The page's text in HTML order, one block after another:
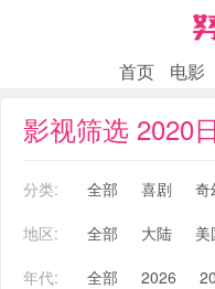
首页 电影
影视筛选 2020
分类: 全部 喜剧 奇
地区:
全部 大陆 美
年代:
全部 2026